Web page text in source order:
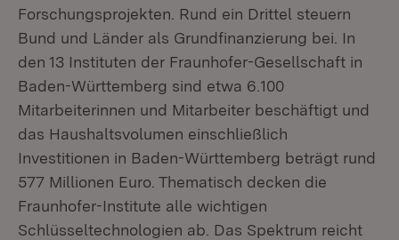
Forschungsprojekten. Rund ein Drittel steuern
Bund und Länder als Grundfinanzierung bei. In
den 13 Instituten der Fraunhofer-Gesellschaft in
Baden-Württemberg sind etwa 6.100
Mitarbeiterinnen und Mitarbeiter beschäftigt und
das Haushaltsvolumen einschließlich
Investitionen in Baden-Württemberg beträgt rund
577 Millionen Euro. Thematisch decken die
Fraunhofer-Institute alle wichtigen
Schlüsseltechnologien ab. Das Spektrum reicht